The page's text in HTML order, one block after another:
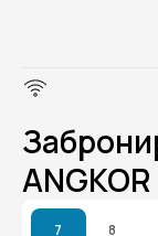
7 8